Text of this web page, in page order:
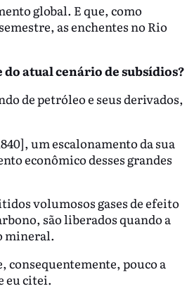
global. E que, como
as enchentes no Rio
atual cenário de subsídios?
de petróleo e seus derivados,
um escalonamento da sua
econômico desses grandes
volumosos gases de efeito
são liberados quando a
mineral.
consequentemente, pouco a
eu citei.